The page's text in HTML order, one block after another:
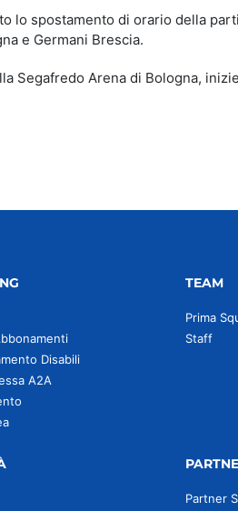
lo spostamento di orario della
e Germani Brescia.
Segafredo Arena di Bologna,
Disabili
A2A
TEAM
Prima
Staff
Partner